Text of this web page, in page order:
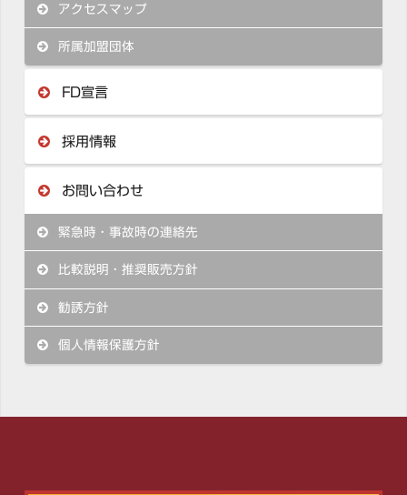
アクセスマップ
所属加盟団体
FD宣言
採用情報
お問い合わせ
緊急時・事故時の連絡先
比較説明・推奨販売方針
勧誘方針
個人情報保護方針